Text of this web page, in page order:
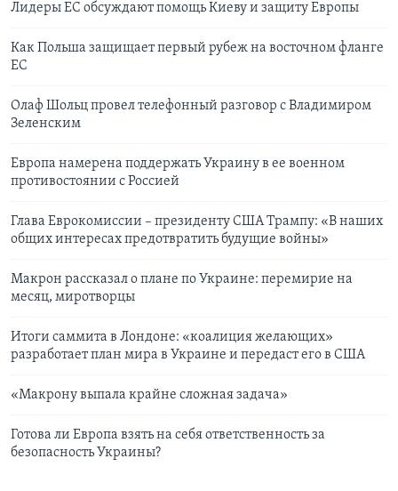
Лидеры ЕС обсуждают помощь Киеву и защиту Европы
Как Польша защищает первый рубеж на восточном фланге
ЕС
Олаф Шольц провел телефонный разговор с Владимиром
Зеленским
Европа намерена поддержать Украину в ее военном
противостоянии с Россией
Глава Еврокомиссии – президенту США Трампу: «В наших
общих интересах предотвратить будущие войны»
Макрон рассказал о плане по Украине: перемирие на
месяц, миротворцы
Итоги саммита в Лондоне: «коалиция желающих»
разработает план мира в Украине и передаст его в США
«Макрону выпала крайне сложная задача»
Готова ли Европа взять на себя ответственность за
безопасность Украины?